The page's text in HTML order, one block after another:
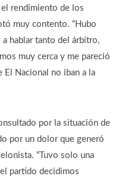
rendimiento de los
muy contento. “Hubo
hablar tanto del árbitro,
muy cerca y me pareció
El Nacional no iban a la
por la situación de
por un dolor que generó
“Tuvo solo una
partido decidimos